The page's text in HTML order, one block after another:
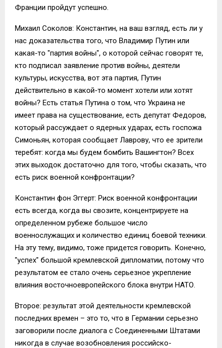
Франции пройдут успешно.
Михаил Соколов: Константин, на ваш взгляд, есть ли у
нас доказательства того, что Владимир Путин или
какая-то "партия войны", о которой сейчас говорят те,
кто подписал заявление против войны, деятели
культуры, искусства, вот эта партия, Путин
действительно в какой-то момент хотели или хотят
войны? Есть статья Путина о том, что Украина не
имеет права на существование, есть депутат Федоров,
который рассуждает о ядерных ударах, есть госпожа
Симоньян, которая сообщает Лаврову, что ее зрители
теребят: когда мы будем бомбить Вашингтон? Всех
этих выходок достаточно для того, чтобы сказать, что
есть риск военной конфронтации?
Константин фон Эггерт: Риск военной конфронтации
есть всегда, когда вы свозите, концентрируете на
определенном рубеже большое число
военнослужащих и количество единиц боевой техники.
На эту тему, видимо, тоже придется говорить. Конечно,
"успех" большой кремлевской дипломатии, потому что
результатом ее стало очень серьезное укрепление
влияния восточноевропейского блока внутри НАТО.
Второе: результат этой деятельности кремлевской
последних времен – это то, что в Германии серьезно
заговорили после диалога с Соединенными Штатами
никогда в случае возобновления российско-